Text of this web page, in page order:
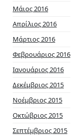
Μάιος 2016
Απρίλιος 2016
Μάρτιος 2016
Φεβρουάριος 2016
Ιανουάριος 2016
Δεκέμβριος 2015
Νοέμβριος 2015
Οκτώβριος 2015
Σεπτέμβριος 2015